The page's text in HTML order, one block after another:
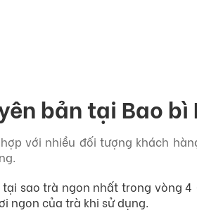
bản tại Bao bì
với nhiều đối tượng khách
sao trà ngon nhất trong vòng 4
ngon của trà khi sử dụng.